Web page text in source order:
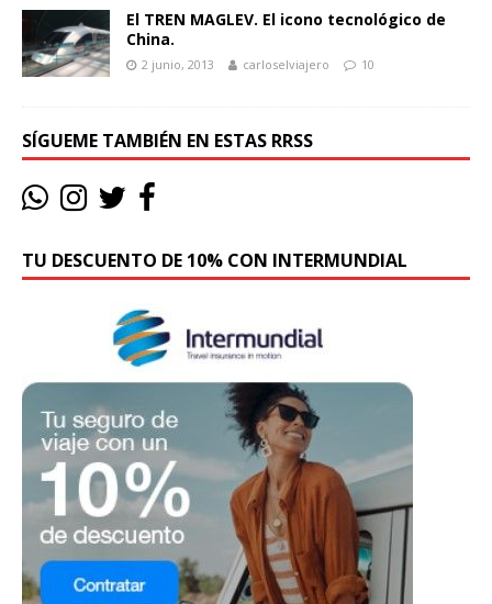
El TREN MAGLEV. El icono tecnológico de
China.
2 junio, 2013 carloselviajero 10
SÍGUEME TAMBIÉN EN ESTAS RRSS
TU DESCUENTO DE 10% CON INTERMUNDIAL